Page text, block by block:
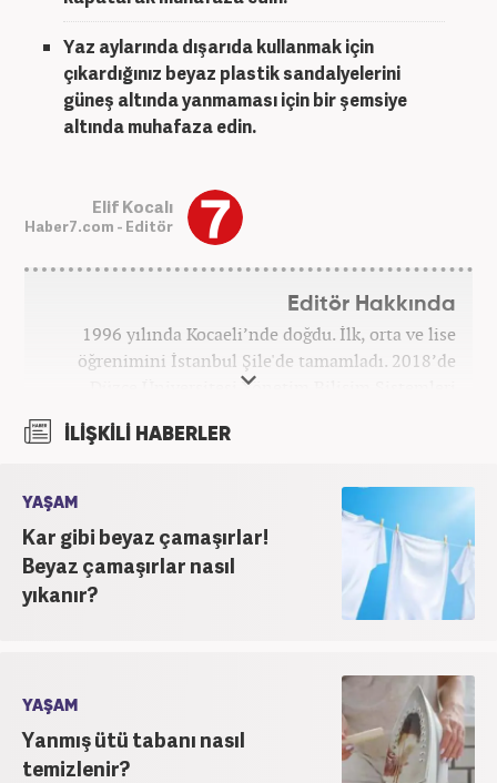
Yaz aylarında dışarıda kullanmak için
çıkardığınız beyaz plastik sandalyelerini
güneş altında yanmaması için bir şemsiye
altında muhafaza edin.
Elif Kocalı
Haber7.com - Editör
Editör Hakkında
1996 yılında Kocaeli’nde doğdu. İlk, orta ve lise
öğrenimini İstanbul Şile'de tamamladı. 2018’de
Düzce Üniversitesi Yönetim Bilişim Sistemleri
bağlı Haber7.com bünyesinde ‘SEO Editörü’
İLİŞKİLİ HABERLER
YAŞAM
Kar gibi beyaz çamaşırlar!
Beyaz çamaşırlar nasıl
yıkanır?
YAŞAM
Yanmış ütü tabanı nasıl
temizlenir?